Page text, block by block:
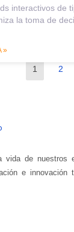
interactivos de
la toma de
»
1 2
vida de nuestros
e innovación